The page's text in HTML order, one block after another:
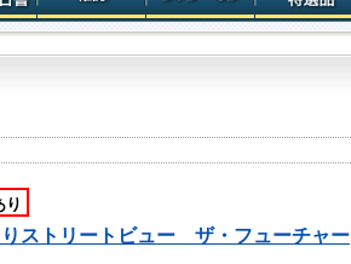
り
ストリートビュー ザ・フューチャー